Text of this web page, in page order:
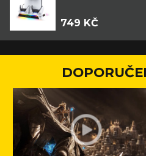
749 KČ